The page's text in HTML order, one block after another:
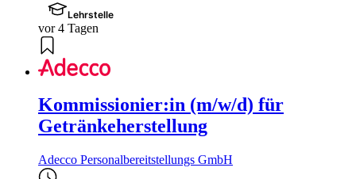
Lehrstelle
vor 4 Tagen
Kommissionier:in (m/w/d) für
Getränkeherstellung
Adecco Personalbereitstellungs GmbH